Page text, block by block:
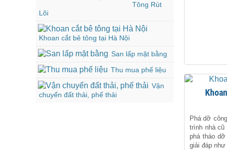
Tông Rút
Lõi
Khoan cắt bê tông tại Hà Nội
San lấp mặt bằng
Thu mua phế liệu
Vận
chuyển đất thải, phế thải
Phá dỡ
trình nhà cũ
phá tháo
giải đáp